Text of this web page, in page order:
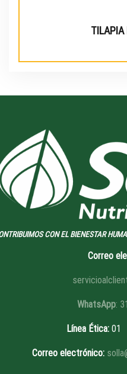
TILAPIA
CON EL BIENESTAR
Correo
WhatsApp:
Línea Ética:01
Correo electrónico: